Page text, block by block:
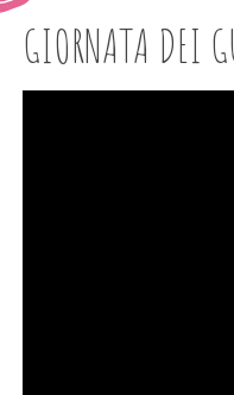
GIORNATA DEI